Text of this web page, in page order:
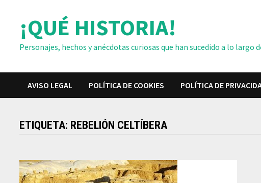
contenido¡QUÉ HISTORIA!
Personajes, hechos y anécdotas curiosas que han sucedido a lo
AVISO LEGAL POLÍTICA DE COOKIES POLÍTICA DE
ETIQUETA: REBELIÓN CELTÍBERA